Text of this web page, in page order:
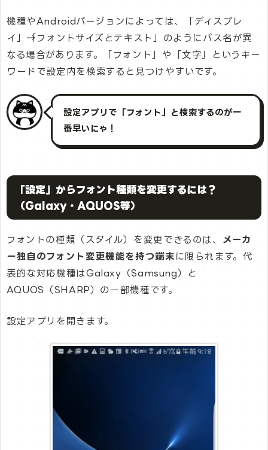
機種やAndroidバージョンによっては、「ディスプレ
イ」→「フォントサイズとテキスト」のようにパス名が異
なる場合があります。「フォント」や「文字」というキー
ワードで設定内を検索すると見つけやすいです。
設定アプリで「フォント」と検索するのが一
番早いにゃ！
「設定」からフォント種類を変更するには？
（Galaxy・AQUOS等）
フォントの種類（スタイル）を変更できるのは、 メーカ
ー独自のフォント変更機能を持つ端末 に限られます。代
表的な対応機種はGalaxy（Samsung）と
AQUOS（SHARP）の一部機種です。
設定アプリを開きます。